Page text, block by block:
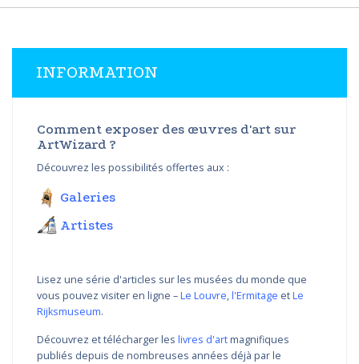
INFORMATION
Comment exposer des œuvres d'art sur
ArtWizard ?
Découvrez les possibilités offertes aux :
Galeries
Artistes
Lisez une série d'articles sur les musées du monde que
vous pouvez visiter en ligne –Le Louvre,l'Ermitage etLe
Rijksmuseum.
Découvrez et télécharger les livres d'artmagnifiques
publiés depuis de nombreuses années déjà par le